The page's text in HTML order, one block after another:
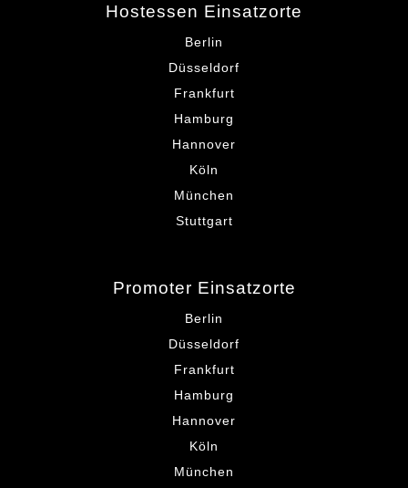
Hostessen Einsatzorte
Berlin
Düsseldorf
Frankfurt
Hamburg
Hannover
Köln
München
Stuttgart
Promoter Einsatzorte
Berlin
Düsseldorf
Frankfurt
Hamburg
Hannover
Köln
München